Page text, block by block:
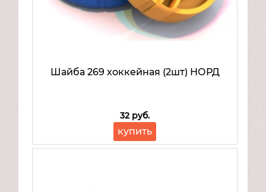
Шайба 269 хоккейная (2шт) НОРД
32 руб.
купить